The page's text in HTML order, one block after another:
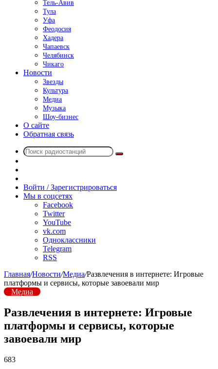
Тель-Авив
Тула
Уфа
Феодосия
Хадера
Чапаевск
Челябинск
Чикаго
Новости
Звезды
Культура
Медиа
Музыка
Шоу-бизнес
О сайте
Обратная связь
Поиск
радио
Войти / Зарегистрироваться
Мы в соцсетях
Facebook
Twitter
YouTube
vk.com
Одноклассники
Telegram
RSS
Главная/Новости/Медиа/Развлечения в интернете: Игровые
платформы и сервисы, которые завоевали мир
Медиа
Развлечения в интернете: Игровые
платформы и сервисы, которые
завоевали мир
683